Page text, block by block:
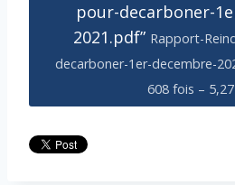
pour-decarboner-
2021.pdf” Rapport-
decarboner-1er-decembre-
608 fois –